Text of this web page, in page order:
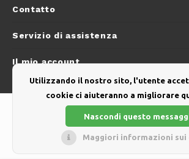
Contatto
Servizio di assistenza
Il mio account
Utilizzando il nostro sito, l'utente
cookie ci aiuteranno a migliorare
Nascondi questo
Maggiori informazioni sui